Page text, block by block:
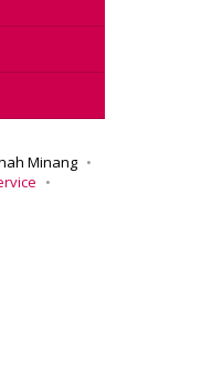
Minang